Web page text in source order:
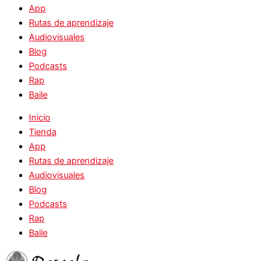
App
Rutas de aprendizaje
Audiovisuales
Blog
Podcasts
Rap
Baile
Inicio
Tienda
App
Rutas de aprendizaje
Audiovisuales
Blog
Podcasts
Rap
Baile